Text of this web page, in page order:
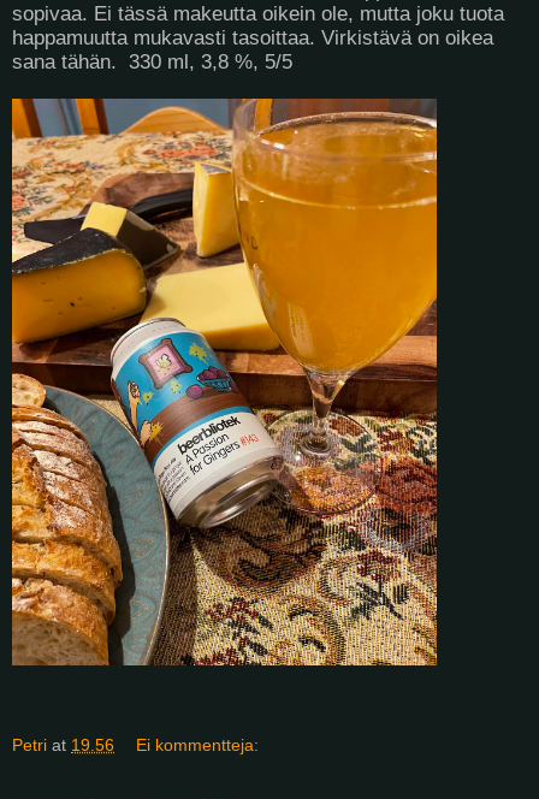
sopivaa. Ei tässä makeutta oikein ole, mutta joku tuota
happamuutta mukavasti tasoittaa. Virkistävä on oikea
sana tähän. 330 ml, 3,8 %, 5/5
Petri at 19.56 Ei kommentteja: